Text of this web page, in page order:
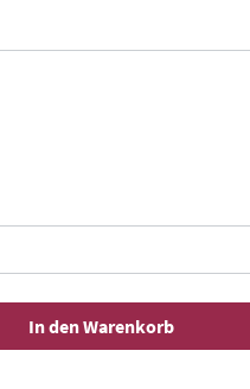
In den Warenkorb